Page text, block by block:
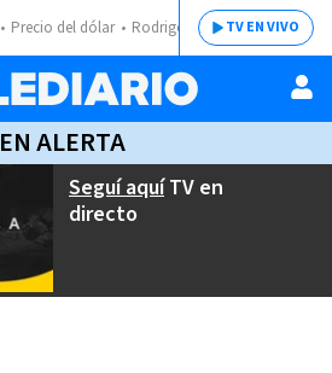
Precio del dólar Rodrigo ChavesTV EN VIVO
EN ALERTA
Seguí aquíTV en
directo